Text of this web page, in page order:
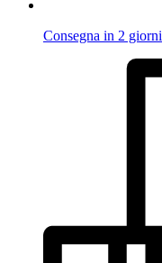
Consegna in 2 giorni